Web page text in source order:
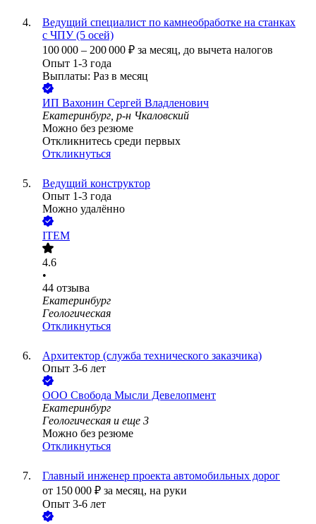
Ведущий специалист по камнеобработке на станках
с ЧПУ (5 осей)
100 000 – 200 000 ₽ за месяц, до вычета налогов
Опыт 1-3 года
Выплаты: Раз в месяц
ИП Вахонин Сергей Владленович
Екатеринбург, р-н Чкаловский
Можно без резюме
Откликнитесь среди первых
Откликнуться
Ведущий конструктор
Опыт 1-3 года
Можно удалённо
ITEM
4.6
•
44 отзыва
Екатеринбург
Геологическая
Откликнуться
Архитектор (служба технического заказчика)
Опыт 3-6 лет
ООО Свобода Мысли Девелопмент
Екатеринбург
Геологическая и еще 3
Можно без резюме
Откликнуться
Главный инженер проекта автомобильных дорог
от 150 000 ₽ за месяц, на руки
Опыт 3-6 лет